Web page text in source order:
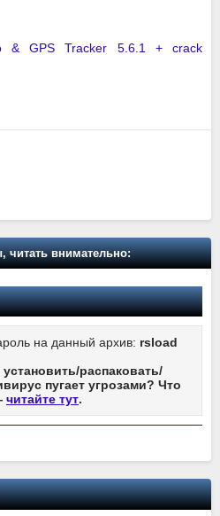
& GPS Tracker 5.6.1 + crack
читать внимательно:
на данный архив: rsload
установить/распаковать/
пугает угрозами? Что
читайте тут.